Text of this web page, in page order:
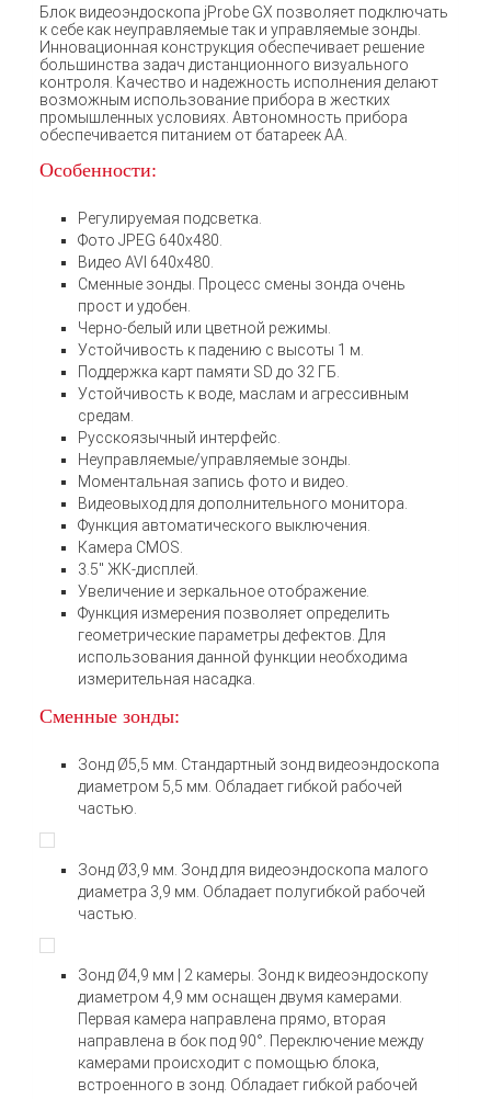
Блок видеоэндоскопа jProbe GX позволяет подключать
к себе как неуправляемые так и управляемые зонды.
Инновационная конструкция обеспечивает решение
большинства задач дистанционного визуального
контроля. Качество и надежность исполнения делают
возможным использование прибора в жестких
промышленных условиях. Автономность прибора
обеспечивается питанием от батареек АА.
Особенности:
Регулируемая подсветка.
Фото JPEG 640х480.
Видео AVI 640х480.
Сменные зонды. Процесс смены зонда очень
прост и удобен.
Черно-белый или цветной режимы.
Устойчивость к падению с высоты 1 м.
Поддержка карт памяти SD до 32 ГБ.
Устойчивость к воде, маслам и агрессивным
средам.
Русскоязычный интерфейс.
Неуправляемые/управляемые зонды.
Моментальная запись фото и видео.
Видеовыход для дополнительного монитора.
Функция автоматического выключения.
Камера CMOS.
3.5″ ЖК-дисплей.
Увеличение и зеркальное отображение.
Функция измерения позволяет определить
геометрические параметры дефектов. Для
иcпользования данной функции необходима
измерительная насадка.
Сменные зонды:
Зонд Ø5,5 мм. Стандартный зонд видеоэндоскопа
диаметром 5,5 мм. Обладает гибкой рабочей
частью.
Зонд Ø3,9 мм. Зонд для видеоэндоскопа малого
диаметра 3,9 мм. Обладает полугибкой рабочей
частью.
Зонд Ø4,9 мм | 2 камеры. Зонд к видеоэндоскопу
диаметром 4,9 мм оснащен двумя камерами.
Первая камера направлена прямо, вторая
направлена в бок под 90°. Переключение между
камерами происходит с помощью блока,
встроенного в зонд. Обладает гибкой рабочей